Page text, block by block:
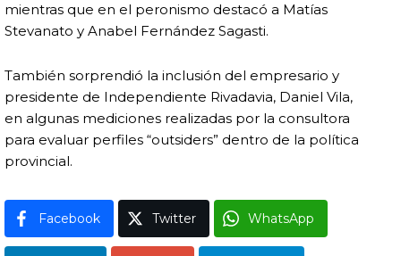
mientras que en el peronismo destacó a Matías
Stevanato y Anabel Fernández Sagasti.
También sorprendió la inclusión del empresario y
presidente de Independiente Rivadavia, Daniel Vila,
en algunas mediciones realizadas por la consultora
para evaluar perfiles “outsiders” dentro de la política
provincial.
Facebook Twitter WhatsApp